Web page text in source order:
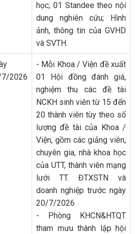
học; 01 Standee theo nội
dung nghiên cứu; Hình
ảnh, thông tin của GVHD
và SVTH.
2026
- Mỗi Khoa / Viện đề xuất
01 Hội đồng đánh giá,
nghiệm thu các đề tài
NCKH sinh viên từ 15 đến
20 thành viên tùy theo số
lượng đề tài của Khoa /
Viện, gồm các giảng viên,
chuyên gia, nhà khoa học
của UTT, thành viên mạng
lưới TT. ĐTXSTN và
doanh nghiệp trước ngày
20/7/2026
- Phòng KHCN&HTQT
tham mưu thành lập hội